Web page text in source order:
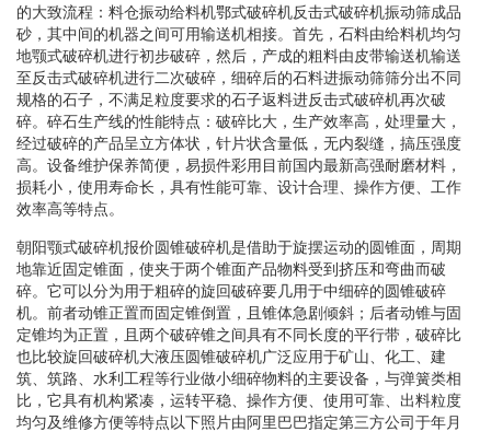
的大致流程：料仓振动给料机鄂式破碎机反击式破碎机振动筛成品
砂，其中间的机器之间可用输送机相接。首先，石料由给料机均匀
地颚式破碎机进行初步破碎，然后，产成的粗料由皮带输送机输送
至反击式破碎机进行二次破碎，细碎后的石料进振动筛筛分出不同
规格的石子，不满足粒度要求的石子返料进反击式破碎机再次破
碎。碎石生产线的性能特点：破碎比大，生产效率高，处理量大，
经过破碎的产品呈立方体状，针片状含量低，无内裂缝，搞压强度
高。设备维护保养简便，易损件彩用目前国内最新高强耐磨材料，
损耗小，使用寿命长，具有性能可靠、设计合理、操作方便、工作
效率高等特点。
朝阳颚式破碎机报价圆锥破碎机是借助于旋摆运动的圆锥面，周期
地靠近固定锥面，使夹于两个锥面产品物料受到挤压和弯曲而破
碎。它可以分为用于粗碎的旋回破碎要几用于中细碎的圆锥破碎
机。前者动锥正置而固定锥倒置，且锥体急剧倾斜；后者动锥与固
定锥均为正置，且两个破碎锥之间具有不同长度的平行带，破碎比
也比较旋回破碎机大液压圆锥破碎机广泛应用于矿山、化工、建
筑、筑路、水利工程等行业做小细碎物料的主要设备，与弹簧类相
比，它具有机构紧凑，运转平稳、操作方便、使用可靠、出料粒度
均匀及维修方便等特点以下照片由阿里巴巴指定第三方公司于年月